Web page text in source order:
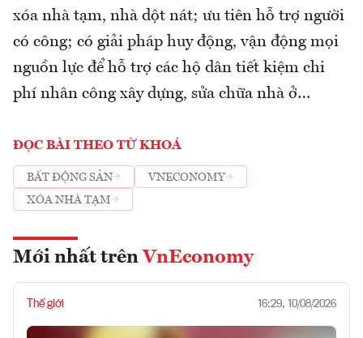
xóa nhà tạm, nhà dột nát; ưu tiên hỗ trợ người
có công; có giải pháp huy động, vận động mọi
nguồn lực để hỗ trợ các hộ dân tiết kiệm chi
phí nhân công xây dựng, sửa chữa nhà ở…
ĐỌC BÀI THEO TỪ KHOÁ
BẤT ĐỘNG SẢN
VNECONOMY
XÓA NHÀ TẠM
Mới nhất trên VnEconomy
Thế giới 16:29, 10/08/2026